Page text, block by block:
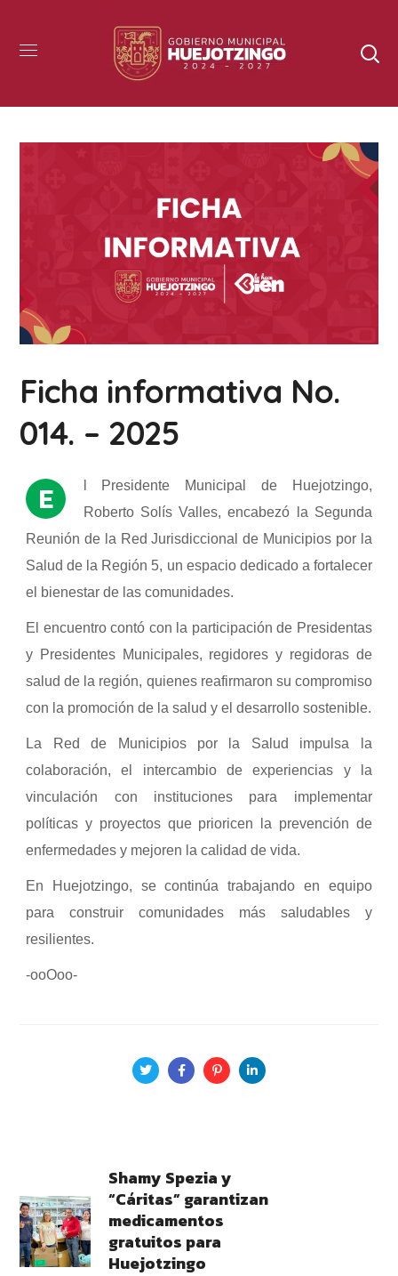
Ficha informativa No.
014. – 2025
E
l Presidente Municipal de Huejotzingo,
Roberto Solís Valles, encabezó la Segunda
Reunión de la Red Jurisdiccional de Municipios por la
Salud de la Región 5, un espacio dedicado a fortalecer
el bienestar de las comunidades.
El encuentro contó con la participación de Presidentas
y Presidentes Municipales, regidores y regidoras de
salud de la región, quienes reafirmaron su compromiso
con la promoción de la salud y el desarrollo sostenible.
La Red de Municipios por la Salud impulsa la
colaboración, el intercambio de experiencias y la
vinculación con instituciones para implementar
políticas y proyectos que prioricen la prevención de
enfermedades y mejoren la calidad de vida.
En Huejotzingo, se continúa trabajando en equipo
para construir comunidades más saludables y
resilientes.
-ooOoo-
Shamy Spezia y
“Cáritas” garantizan
medicamentos
gratuitos para
Huejotzingo